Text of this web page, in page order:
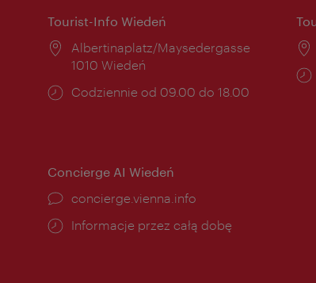
Tourist-Info Wiedeń
Miejsce:
Albertinaplatz/Maysedergasse
1010 Wiedeń
Godziny
Codziennie od 09.00 do 18.00
Concierge AI Wiedeń
concierge.vienna.info
Informacje przez całą dobę